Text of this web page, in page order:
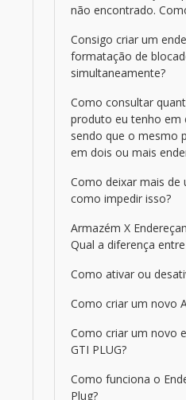
não encontrado.
Consigo criar um
formatação de
simultaneamente?
Como consultar
produto eu tenho em
sendo que o mesmo
em dois ou mais
Como deixar mais
como impedir isso?
Armazém X
Qual a diferença
Como ativar ou
Como criar um novo
Como criar um novo
GTI PLUG?
Como funciona o
Plug?